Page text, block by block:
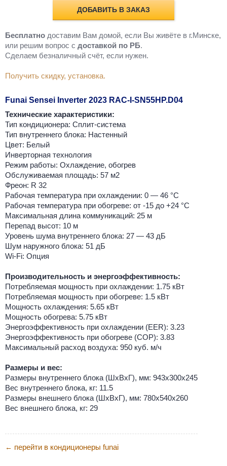
ДОБАВИТЬ В ЗАКАЗ
Бесплатно доставим Вам домой, если Вы живёте в г.Минске,
или решим вопрос с доставкой по РБ.
Cделаем безналичный счёт, если нужен.
Получить скидку, установка.
Funai Sensei Inverter 2023 RAC-I-SN55HP.D04
Технические характеристики:
Тип кондиционера: Сплит-система
Тип внутреннего блока: Настенный
Цвет: Белый
Инверторная технология
Режим работы: Охлаждение, обогрев
Обслуживаемая площадь: 57 м2
Фреон: R 32
Рабочая температура при охлаждении: 0 — 46 °C
Рабочая температура при обогреве: от -15 до +24 °C
Максимальная длина коммуникаций: 25 м
Перепад высот: 10 м
Уровень шума внутреннего блока: 27 — 43 дБ
Шум наружного блока: 51 дБ
Wi-Fi: Опция
Производительность и энергоэффективность:
Потребляемая мощность при охлаждении: 1.75 кВт
Потребляемая мощность при обогреве: 1.5 кВт
Мощность охлаждения: 5.65 кВт
Мощность обогрева: 5.75 кВт
Энергоэффективность при охлаждении (EER): 3.23
Энергоэффективность при обогреве (COP): 3.83
Максимальный расход воздуха: 950 куб. м/ч
Размеры и вес:
Размеры внутреннего блока (ШхВхГ), мм: 943х300х245
Вес внутреннего блока, кг: 11.5
Размеры внешнего блока (ШхВхГ), мм: 780х540х260
Вес внешнего блока, кг: 29
← перейти в кондиционеры funai